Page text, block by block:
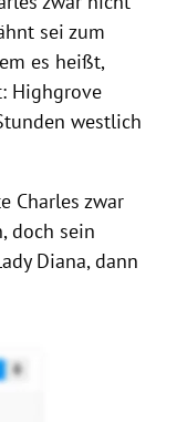
sei zum
es heißt,
Highgrove
westlich
Charles zwar
doch sein
Diana, dann